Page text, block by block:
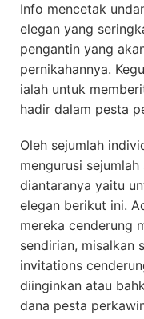
Info mencetak
elegan yang
pengantin yang
pernikahannya.
ialah untuk
hadir dalam pesta
Oleh sejumlah
mengurusi
diantaranya yaitu
elegan berikut ini.
mereka cenderung
sendirian, misalkan
invitations
diinginkan atau
dana pesta